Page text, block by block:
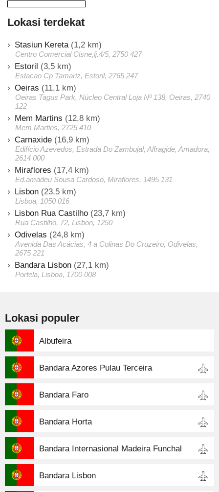
Lokasi terdekat
Stasiun Kereta (1,2 km)
Centro Comercial Cisne,lj.4/5, 2750 427
Estoril (3,5 km)
Estacao Cp Tamariz, Estoril, 2765 247
Oeiras (11,1 km)
Oeiras Tagus Park, Núcleo Central Loja Nº 138, Oeiras, 2740
122
Mem Martins (12,8 km)
Mem Martins, 2725 410
Carnaxide (16,9 km)
Edifício Azevedos, Estrada Do Zambujal, Alfragide, Amadora,
2614 000
Miraflores (17,4 km)
Ed.amadeu Sousa Cardoso, Miraflores, 1495 131
Lisbon (23,5 km)
Lisboa, 1050 016
Lisbon Rua Castilho (23,7 km)
Rua Castilho, 72, Lisbon, 1250
Odivelas (24,8 km)
Avenida Das Acácias, 4 a Colinas Do Cruzeiro, Odivelas,
2675 221
Bandara Lisbon (27,1 km)
Portela, Lisboa, 1700 008
Lokasi populer
Albufeira
Bandara Azores Pulau Terceira
Bandara Faro
Bandara Horta
Bandara Internasional Madeira Funchal
Bandara Lisbon